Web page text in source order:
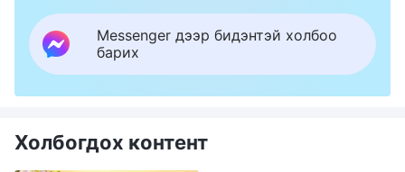
Messenger дээр бидэнтэй холбоо
барих
Холбогдох контент